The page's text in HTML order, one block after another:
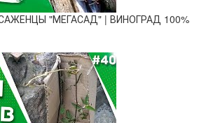
"МЕГАСАД" | ВИНОГРАД 100%